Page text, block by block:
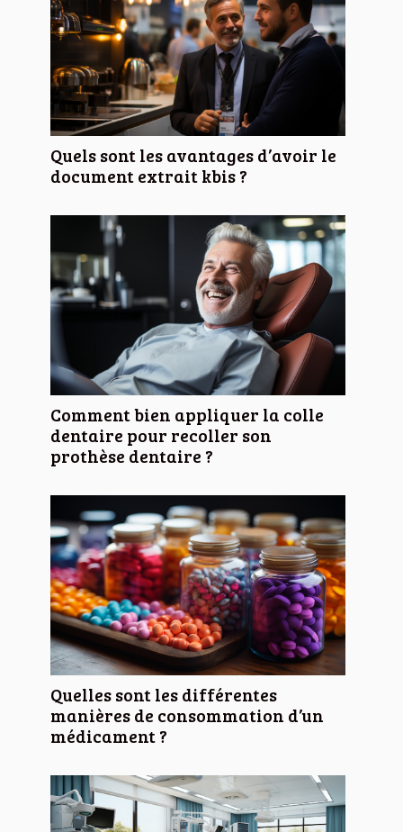
Quels sont les avantages d’avoir le
document extrait kbis ?
Comment bien appliquer la colle
dentaire pour recoller son
prothèse dentaire ?
Quelles sont les différentes
manières de consommation d’un
médicament ?